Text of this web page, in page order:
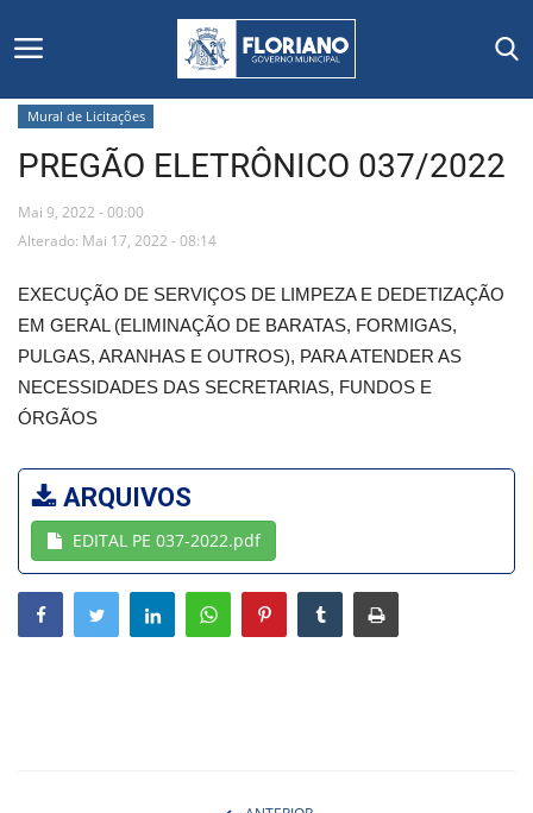
Início
Editais
Floriano
Secretarias e Órgãos
Mural de Licitações
Notícias
Vídeos
Webmail
Mural de Licitações
PREGÃO ELETRÔNICO 037/2022
Mai 9, 2022 - 00:00
Alterado: Mai 17, 2022 - 08:14
EXECUÇÃO DE SERVIÇOS DE LIMPEZA E DEDETIZAÇÃO
EM GERAL (ELIMINAÇÃO DE BARATAS, FORMIGAS,
PULGAS, ARANHAS E OUTROS), PARA ATENDER AS
NECESSIDADES DAS SECRETARIAS, FUNDOS E
ÓRGÃOS
ARQUIVOS
EDITAL PE 037-2022.pdf